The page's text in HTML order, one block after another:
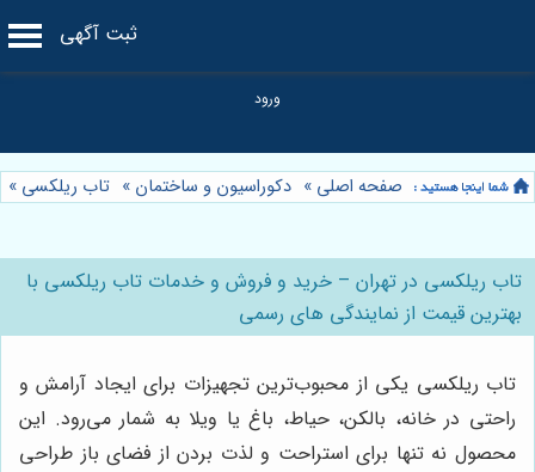
ثبت آگهی
صفحه اصلی » دکوراسیون و ساختمان » تاب ریلکسی »
تاب ریلکسی در تهران – خرید و فروش و خدمات تاب ریلکسی با
بهترین قیمت از نمایندگی های رسمی
تاب ریلکسی یکی از محبوب‌ترین تجهیزات برای ایجاد آرامش و
راحتی در خانه، بالکن، حیاط، باغ یا ویلا به شمار می‌رود. این
محصول نه تنها برای استراحت و لذت بردن از فضای باز طراحی